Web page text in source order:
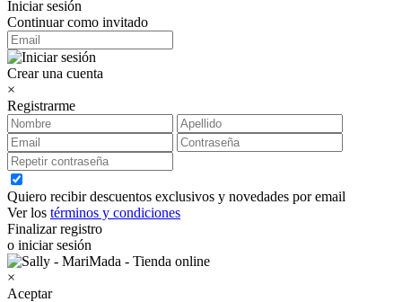
Iniciar sesión
Continuar como invitado
Crear una cuenta
×
Registrarme
Quiero recibir descuentos exclusivos y novedades por email
Ver los términos y condiciones
Finalizar registro
o iniciar sesión
×
Aceptar